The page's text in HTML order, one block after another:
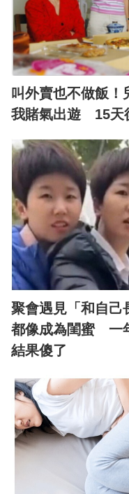
叫外賣也不做飯！
我賭氣出遊 15天
聚會遇見「和自己
都像成為閨蜜 一
結果傻了